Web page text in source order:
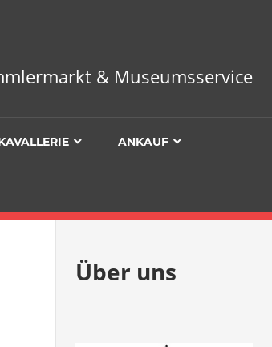
& Museumsservice
ANKAUF
Über uns